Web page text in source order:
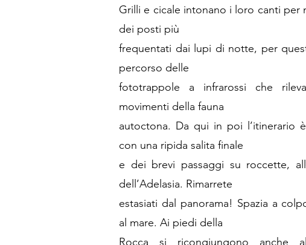
Grilli e cicale intonano i loro canti per
dei posti più
frequentati dai lupi di notte, per
percorso delle
fototrappole a infrarossi che
movimenti della fauna
autoctona. Da qui in poi l’itinerario
con una ripida salita finale
e dei brevi passaggi su roccette,
dell’Adelasia. Rimarrete
estasiati dal panorama! Spazia a
al mare. Ai piedi della
Rocca si ricongiungono anche